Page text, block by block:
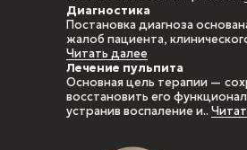
Диагностика
Постановка диагноза
жалоб пациента,
Читать далее
Лечение пульпита
Основная цель терапии —
восстановить его
устранив воспаление и..